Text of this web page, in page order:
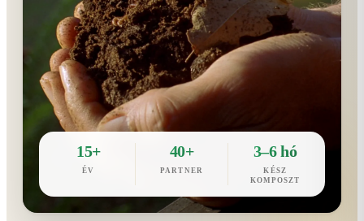
15+
ÉV
40+
PARTNER
3–6 hó
KÉSZ
KOMPOSZT